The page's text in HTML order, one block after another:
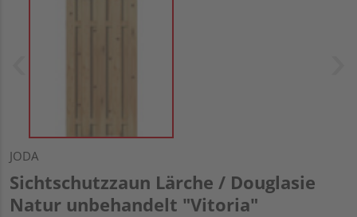
JODA
Sichtschutzzaun Lärche / Douglasie
Natur unbehandelt "Vitoria"